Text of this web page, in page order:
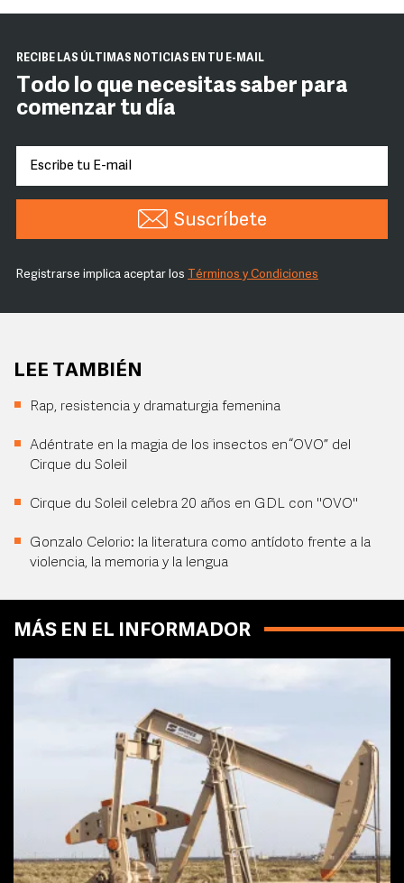
RECIBE LAS ÚLTIMAS NOTICIAS EN TU E-MAIL
Todo lo que necesitas saber para
comenzar tu día
Suscríbete
Registrarse implica aceptar los Términos y Condiciones
LEE TAMBIÉN
Rap, resistencia y dramaturgia femenina
Adéntrate en la magia de los insectos en “OVO” del
Cirque du Soleil
Cirque du Soleil celebra 20 años en GDL con "OVO"
Gonzalo Celorio: la literatura como antídoto frente a la
violencia, la memoria y la lengua
MÁS EN EL INFORMADOR